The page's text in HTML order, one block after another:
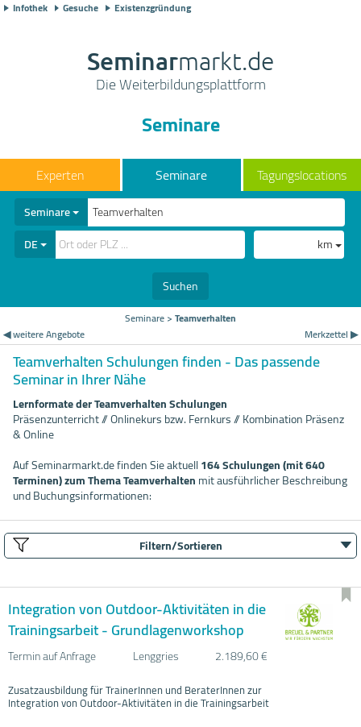
Infothek Gesuche Existenzgründung
Seminarmarkt.de
Die Weiterbildungsplattform
Seminare
Seminare Tagungslocations
Seminare
DE
km
Suchen
Seminare>Teamverhalten
◀ weitere Angebote
Merkzettel ▶
Teamverhalten Schulungen finden - Das passende
Seminar in Ihrer Nähe
Lernformate der Teamverhalten Schulungen
Präsenzunterricht // Onlinekurs bzw. Fernkurs // Kombination Präsenz
& Online
Auf Seminarmarkt.de finden Sie aktuell164 Schulungen (mit 640
Terminen) zum Thema Teamverhaltenmit ausführlicher Beschreibung
und Buchungsinformationen:
Filtern/Sortieren
Integration von Outdoor-Aktivitäten in die
Trainingsarbeit - Grundlagenworkshop
Termin auf Anfrage Lenggries 2.189,60 €
Zusatzausbildung für TrainerInnen und BeraterInnen zur
Integration von Outdoor-Aktivitäten in die Trainingsarbeit